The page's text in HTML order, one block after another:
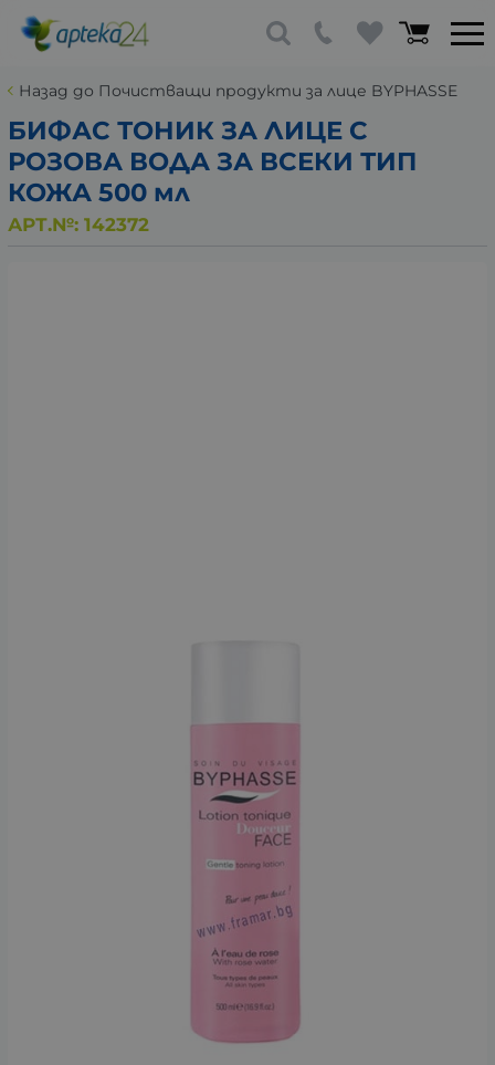
Назад до Почистващи продукти за лице BYPHASSE
БИФАС ТОНИК ЗА ЛИЦЕ С
РОЗОВА ВОДА ЗА ВСЕКИ ТИП
КОЖА 500 мл
АРТ.№: 142372